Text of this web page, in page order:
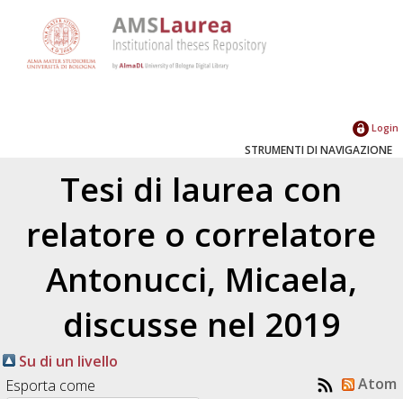
Login
STRUMENTI DI NAVIGAZIONE
Tesi di laurea con
relatore o correlatore
Antonucci, Micaela,
discusse nel 2019
Su di un livello
Esporta come
Atom